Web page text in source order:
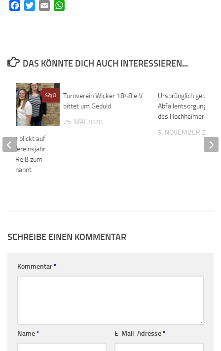
FacebookTwitterEmail
DAS KÖNNTE DICH AUCH INTERESSIEREN...
Turnverein Wicker 1848 e.V.
bittet um Geduld
26. MAI 2020
Ursprünglich geplante
Abfallentsorgung
des Hochheimer
9. NOVEMBER 2020
0
blickt auf
Vereinsjahr
Reiß zum
ernannt
SCHREIBE EINEN KOMMENTAR
Kommentar*
Name* E-Mail-Adresse*